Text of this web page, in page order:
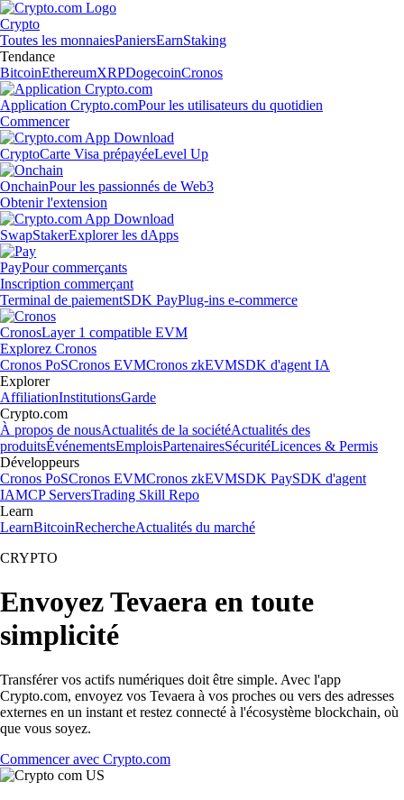
Crypto
Toutes les monnaiesPaniersEarnStaking
Tendance
BitcoinEthereumXRPDogecoinCronos
Application Crypto.comPour les utilisateurs du quotidien
Commencer
CryptoCarte Visa prépayéeLevel Up
OnchainPour les passionnés de Web3
Obtenir l'extension
SwapStakerExplorer les dApps
PayPour commerçants
Inscription commerçant
Terminal de paiementSDK PayPlug-ins e-commerce
CronosLayer 1 compatible EVM
Explorez Cronos
Cronos PoSCronos EVMCronos zkEVMSDK d'agent IA
Explorer
AffiliationInstitutionsGarde
Crypto.com
À propos de nousActualités de la sociétéActualités des
produitsÉvénementsEmploisPartenairesSécuritéLicences & Permis
Développeurs
Cronos PoSCronos EVMCronos zkEVMSDK PaySDK d'agent
IAMCP ServersTrading Skill Repo
Learn
LearnBitcoinRechercheActualités du marché
CRYPTO
Envoyez Tevaera en toute
simplicité
Transférer vos actifs numériques doit être simple. Avec l'app
Crypto.com, envoyez vos Tevaera à vos proches ou vers des adresses
externes en un instant et restez connecté à l'écosystème blockchain, où
que vous soyez.
Commencer avec Crypto.com